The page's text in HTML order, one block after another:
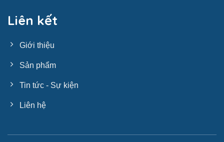
Liên kết
Giới thiệu
Sản phẩm
Tin tức - Sự kiện
Liên hệ